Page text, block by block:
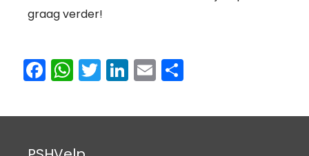
graag verder!
F
c
W
a
T
itt
Li
k
E
ai e